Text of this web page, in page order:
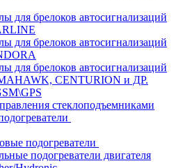
для брелоков автосигнализаций
для брелоков автосигнализаций
для брелоков автосигнализаций
CENTURION и ДР.
стеклоподъемниками
подогреватели
подогреватели двигателя